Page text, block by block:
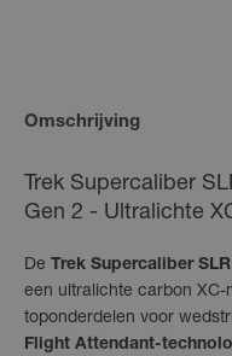
Omschrijving
Trek Supercaliber
Gen 2 - Ultralichte
De Trek Supercaliber
een ultralichte carbon XC-
toponderdelen voor
Flight Attendant-